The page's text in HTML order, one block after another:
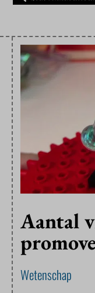
Aantal
Wetenschap